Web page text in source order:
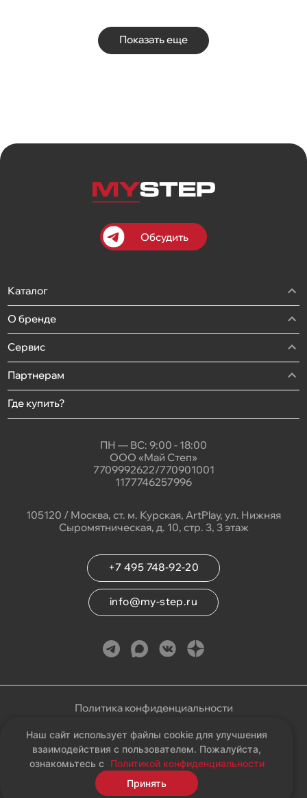
Показать еще
Обсудить
Каталог
О бренде
Сервис
Партнерам
Где купить?
ПН — ВС: 9:00 - 18:00
ООО «Май Степ»
7709992622/770901001
1177746257996
105120 / Москва, ст. м. Курская, ArtPlay, ул. Нижняя
Сыромятническая, д. 10, стр. 3, 3 этаж
+7 495 748-92-20
info@my-step.ru
Политика конфиденциальности
Соглашение на обработку персональных данных
Карта сайта
Наш сайт использует файлы cookie для улучшения
взаимодействия с пользователем. Пожалуйста,
ознакомьтесь с
Политикой конфиденциальности
Принять